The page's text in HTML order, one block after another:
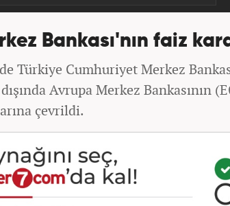
Bankası'nın faiz
Türkiye Cumhuriyet Merkez
Avrupa Merkez Bankasının
çevrildi.